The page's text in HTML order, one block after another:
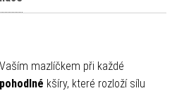
mazlíčkem při každé
pohodlné kšíry, které rozloží sílu